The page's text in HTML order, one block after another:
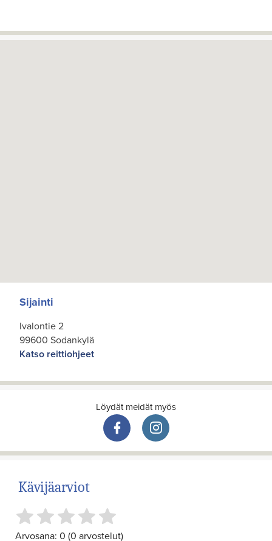
Sijainti
Ivalontie 2
99600 Sodankylä
Katso reittiohjeet
Löydät meidät myös
Kävijäarviot
Arvosana: 0 (0 arvostelut)